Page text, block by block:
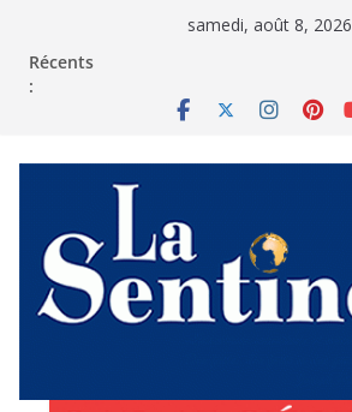
samedi, août 8, 2026
Récents
: